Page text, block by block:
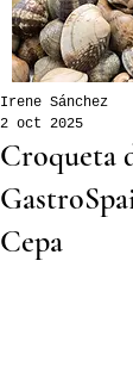
Croqueta
Cepa
Irene Sánchez
2 oct 2025